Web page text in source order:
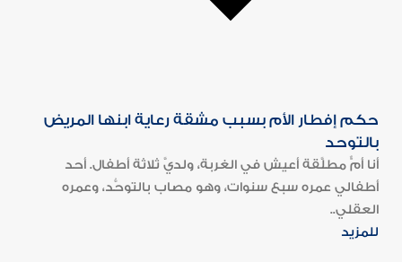
حكم إفطار الأم بسبب مشقة رعاية ابنها المريض
بالتوحد
أنا أمٌّ مطلَّقة أعيش في الغربة، ولديَّ ثلاثة أطفال. أحد
أطفالي عمره سبع سنوات، وهو مصاب بالتوحُّد، وعمره
العقلي..
للمزيد